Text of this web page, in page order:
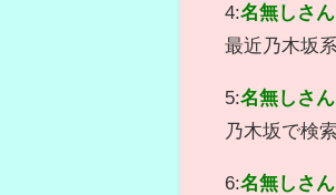
4:名無しさ
最近乃木坂
5:名無しさ
乃木坂で検
6:名無しさ